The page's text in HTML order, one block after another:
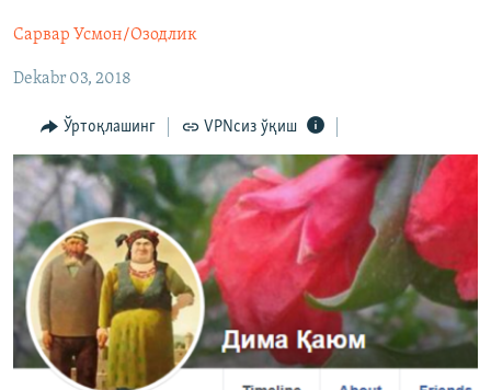
ИЖТИМОИЙ ТАРМОҚЛАР
Озодлик бошқа тилларда
Сарвар Усмон/Озодлик
Dekabr 03, 2018
Ўртоқлашинг VPNсиз ўқиш